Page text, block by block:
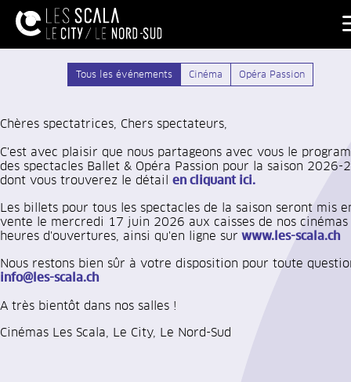
Tous les événements Cinéma Opéra Passion
Chères spectatrices, Chers spectateurs,
C'est avec plaisir que nous partageons avec vous le
des spectacles Ballet & Opéra Passion pour la saison 2026-
dont vous trouverez le détail en cliquant ici.
Les billets pour tous les spectacles de la saison seront mis
vente le mercredi 17 juin 2026 aux caisses de nos cinémas
heures d'ouvertures, ainsi qu'en ligne sur www.les-scala.ch
Nous restons bien sûr à votre disposition pour toute
info@les-scala.ch
A très bientôt dans nos salles !
Cinémas Les Scala, Le City, Le Nord-Sud